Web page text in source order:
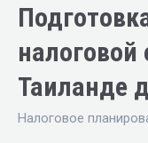
налоговой
Таиланде
Налоговое